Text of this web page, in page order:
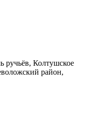
ручьёв, Колтушское
район,